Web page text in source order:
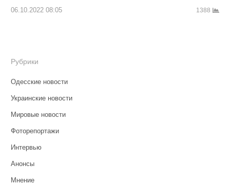
06.10.2022 08:05 1388
Рубрики
Одесские новости
Украинские новости
Мировые новости
Фоторепортажи
Интервью
Анонсы
Мнение